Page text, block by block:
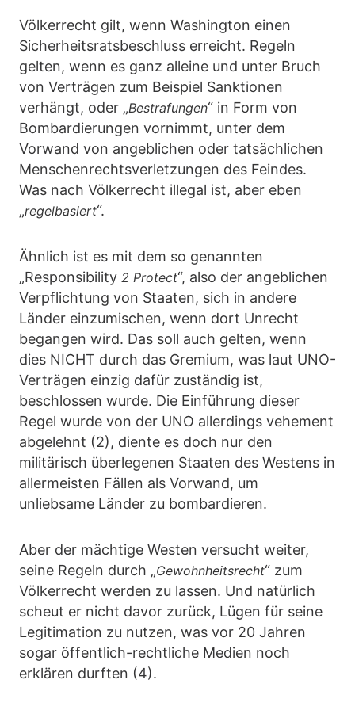
Völkerrecht gilt, wenn Washington einen
Sicherheitsratsbeschluss erreicht. Regeln
gelten, wenn es ganz alleine und unter Bruch
von Verträgen zum Beispiel Sanktionen
verhängt, oder „Bestrafungen“ in Form von
Bombardierungen vornimmt, unter dem
Vorwand von angeblichen oder tatsächlichen
Menschenrechtsverletzungen des Feindes.
Was nach Völkerrecht illegal ist, aber eben
„regelbasiert“.
Ähnlich ist es mit dem so genannten
„Responsibility 2 Protect“, also der angeblichen
Verpflichtung von Staaten, sich in andere
Länder einzumischen, wenn dort Unrecht
begangen wird. Das soll auch gelten, wenn
dies NICHT durch das Gremium, was laut UNO-
Verträgen einzig dafür zuständig ist,
beschlossen wurde. Die Einführung dieser
Regel wurde von der UNO allerdings vehement
abgelehnt (2), diente es doch nur den
militärisch überlegenen Staaten des Westens in
allermeisten Fällen als Vorwand, um
unliebsame Länder zu bombardieren.
Aber der mächtige Westen versucht weiter,
seine Regeln durch „Gewohnheitsrecht“ zum
Völkerrecht werden zu lassen. Und natürlich
scheut er nicht davor zurück, Lügen für seine
Legitimation zu nutzen, was vor 20 Jahren
sogar öffentlich-rechtliche Medien noch
erklären durften (4).